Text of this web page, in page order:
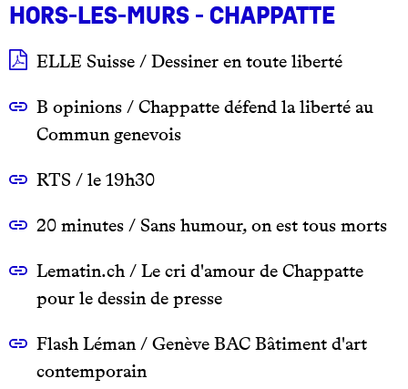
Hors-les-murs - CHAPPATTE
ELLE Suisse / Dessiner en toute liberté
B opinions / Chappatte défend la liberté au
Commun genevois
RTS / le 19h30
20 minutes / Sans humour, on est tous morts
Lematin.ch / Le cri d'amour de Chappatte
pour le dessin de presse
Flash Léman / Genève BAC Bâtiment d'art
contemporain